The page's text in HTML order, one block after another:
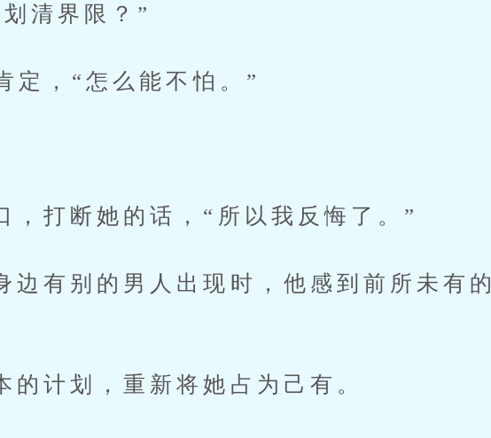
清界限？”
，“怎么能不怕。”
打断她的话，“所以我反悔了。”
有别的男人出现时，他感到前所未有的
计划，重新将她占为己有。